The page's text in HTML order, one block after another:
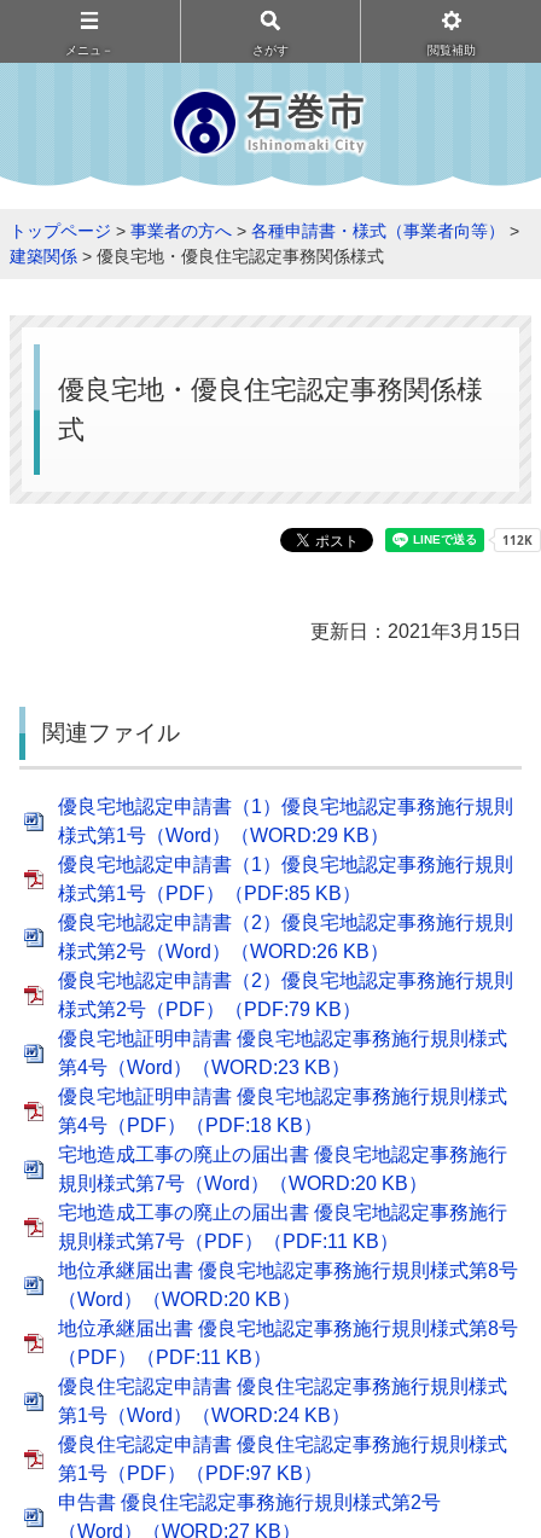
メニュ－ さがす 閲覧補助
トップページ > 事業者の方へ > 各種申請書・様式（事業者向等）
>
建築関係 > 優良宅地・優良住宅認定事務関係様式
優良宅地・優良住宅認定事務関係様
式
更新日：2021年3月15日
関連ファイル
優良宅地認定申請書（1）優良宅地認定事務施行規則
様式第1号（Word）（WORD:29 KB）
優良宅地認定申請書（1）優良宅地認定事務施行規則
様式第1号（PDF）（PDF:85 KB）
優良宅地認定申請書（2）優良宅地認定事務施行規則
様式第2号（Word）（WORD:26 KB）
優良宅地認定申請書（2）優良宅地認定事務施行規則
様式第2号（PDF）（PDF:79 KB）
優良宅地証明申請書 優良宅地認定事務施行規則様式
第4号（Word）（WORD:23 KB）
優良宅地証明申請書 優良宅地認定事務施行規則様式
第4号（PDF）（PDF:18 KB）
宅地造成工事の廃止の届出書 優良宅地認定事務施行
規則様式第7号（Word）（WORD:20 KB）
宅地造成工事の廃止の届出書 優良宅地認定事務施行
規則様式第7号（PDF）（PDF:11 KB）
地位承継届出書 優良宅地認定事務施行規則様式第8号
（Word）（WORD:20 KB）
地位承継届出書 優良宅地認定事務施行規則様式第8号
（PDF）（PDF:11 KB）
優良住宅認定申請書 優良住宅認定事務施行規則様式
第1号（Word）（WORD:24 KB）
優良住宅認定申請書 優良住宅認定事務施行規則様式
第1号（PDF）（PDF:97 KB）
申告書 優良住宅認定事務施行規則様式第2号
（Word）（WORD:27 KB）